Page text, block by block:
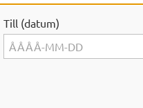
Till (datum)